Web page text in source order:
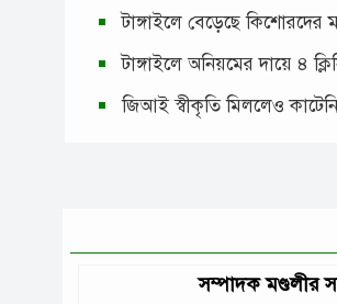
টাঙ্গাইলে বেড়েছে
টাঙ্গাইলে অনিয়মের দায়ে ৪
জিআই স্বীকৃতি মিললেও
সম্পাদক মণ্ডলীর